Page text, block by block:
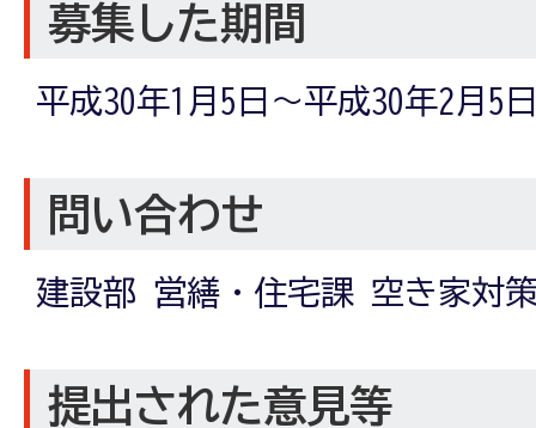
募集した期間
平成30年1月5日～平成30年2月5
問い合わせ
建設部 営繕・住宅課 空き家対
提出された意見等